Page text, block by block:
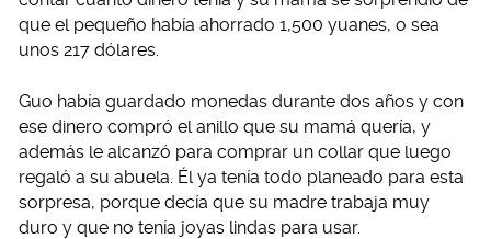
que el pequeño había ahorrado 1,500 yuanes, o sea
unos 217 dólares.
Guo había guardado monedas durante dos años y con
ese dinero compró el anillo que su mamá quería, y
además le alcanzó para comprar un collar que luego
regaló a su abuela. Él ya tenía todo planeado para esta
sorpresa, porque decía que su madre trabaja muy
duro y que no tenía joyas lindas para usar.